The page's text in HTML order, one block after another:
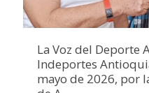
La Voz del Deporte
Indeportes
mayo de 2026, por